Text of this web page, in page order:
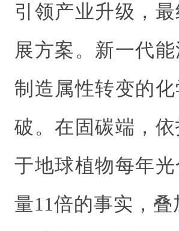
引领产业升级，
展方案。新一代
制造属性转变的
破。在固碳端，
于地球植物每年
量11倍的事实，